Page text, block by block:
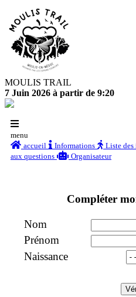
MOULIS TRAIL
7 Juin 2026 à partir de 9:20
menu
accueil
Informations Liste des
aux questions
Organisateur
Compléter
Nom
Prénom
Naissance